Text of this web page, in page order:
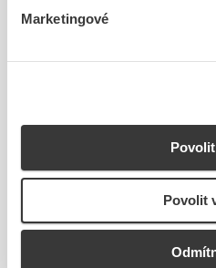
Marketingové
Povolit
očíslování zemničů, 1 ks,...
Kód ELFETEX 10.940.721